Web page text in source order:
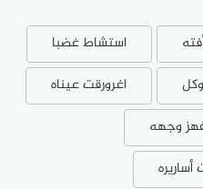
استشاط غضبا
اغرورقت عيناه
وجهه